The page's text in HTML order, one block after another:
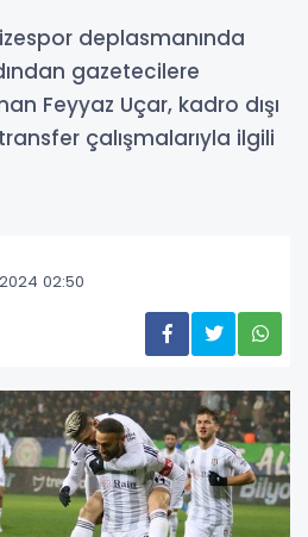
deplasmanında
gazetecilere
Feyyaz Uçar, kadro dışı
çalışmalarıyla ilgili
02:50